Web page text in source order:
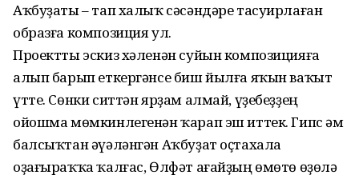
Аҡбуҙаты – тап халыҡ сәсәндәре тасуирлаған
образға композиция ул.
Проектты эскиз хәленән суйын композицияға
алып барып еткергәнсе биш йылға яҡын ваҡыт
үтте. Сөнки ситтән ярҙам алмай, үҙебеҙҙең
ойошма мөмкинлегенән ҡарап эш иттек. Гипс һәм
балсыҡтан әүәләнгән Аҡбуҙат оҫтахала
оҙағыраҡҡа ҡалғас, Өлфәт ағайҙың өмөтө өҙөлә